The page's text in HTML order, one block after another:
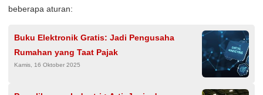
beberapa aturan:
Buku Elektronik Gratis: Jadi Pengusaha
Rumahan yang Taat Pajak
Kamis, 16 Oktober 2025